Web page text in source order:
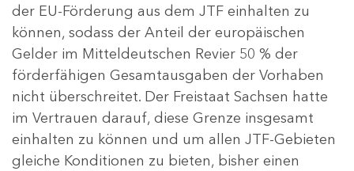
der EU-Förderung aus dem JTF einhalten zu
können, sodass der Anteil der europäischen
Gelder im Mitteldeutschen Revier 50 % der
förderfähigen Gesamtausgaben der Vorhaben
nicht überschreitet. Der Freistaat Sachsen hatte
im Vertrauen darauf, diese Grenze insgesamt
einhalten zu können und um allen JTF-Gebieten
gleiche Konditionen zu bieten, bisher einen